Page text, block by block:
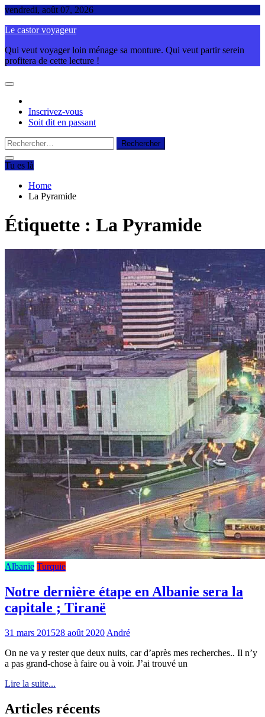
Skip
content
vendredi, août 07, 2026
Le castor voyageur
Qui veut voyager loin ménage sa monture. Qui veut partir serein
profitera de cette lecture !
Inscrivez-vous
Soit dit en passant
Rechercher :
Tu es là
Home
La Pyramide
Étiquette : La Pyramide
Albanie Turquie
Notre dernière étape en Albanie sera la
capitale ; Tiranë
31 mars 201528 août 2020 André
On ne va y rester que deux nuits, car d’après mes recherches.. Il n’y
a pas grand-chose à faire ou à voir. J’ai trouvé un
Lire la suite...
Articles récents